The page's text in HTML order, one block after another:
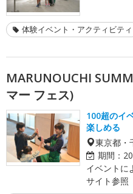
体験イベント・アクティビティ
MARUNOUCHI
マー フェス)
100超のイ
楽しめる
東京都・
期間：
イベントに
サイト参照